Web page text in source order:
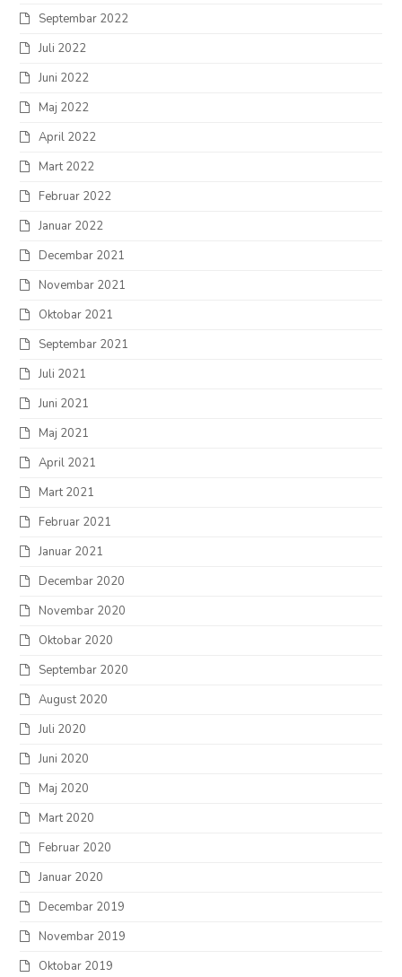
Septembar 2022
Juli 2022
Juni 2022
Maj 2022
April 2022
Mart 2022
Februar 2022
Januar 2022
Decembar 2021
Novembar 2021
Oktobar 2021
Septembar 2021
Juli 2021
Juni 2021
Maj 2021
April 2021
Mart 2021
Februar 2021
Januar 2021
Decembar 2020
Novembar 2020
Oktobar 2020
Septembar 2020
August 2020
Juli 2020
Juni 2020
Maj 2020
Mart 2020
Februar 2020
Januar 2020
Decembar 2019
Novembar 2019
Oktobar 2019